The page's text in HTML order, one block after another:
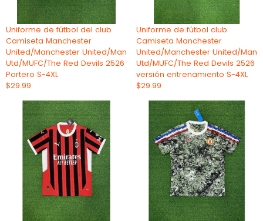
Uniforme de fútbol del club
Camiseta Manchester
United/Manchester United/Man
Utd/MUFC/The Red Devils 2526
Portero S-4XL
$29.99
Uniforme de fútbol club
Camiseta Manchester
United/Manchester United/Man
Utd/MUFC/The Red Devils 2526
versión entrenamiento S-4XL
$29.99